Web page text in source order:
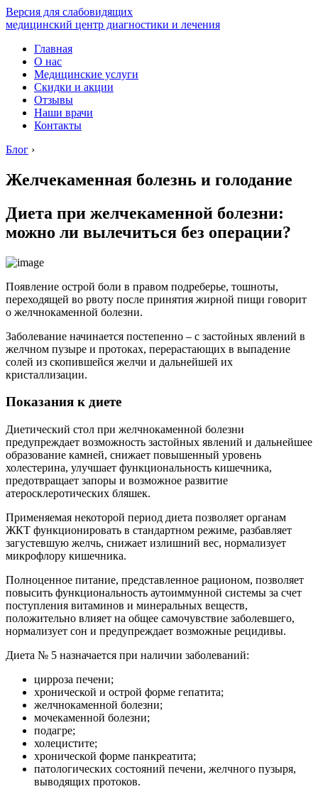
Версия для слабовидящих
медицинский центр диагностики и лечения
Главная
О нас
Медицинские услуги
Скидки и акции
Отзывы
Наши врачи
Контакты
Блог ›
Желчекаменная болезнь и голодание
Диета при желчекаменной болезни:
можно ли вылечиться без операции?
Появление острой боли в правом подреберье, тошноты,
переходящей во рвоту после принятия жирной пищи говорит
о желчнокаменной болезни.
Заболевание начинается постепенно – с застойных явлений в
желчном пузыре и протоках, перерастающих в выпадение
солей из скопившейся желчи и дальнейшей их
кристаллизации.
Показания к диете
Диетический стол при желчнокаменной болезни
предупреждает возможность застойных явлений и дальнейшее
образование камней, снижает повышенный уровень
холестерина, улучшает функциональность кишечника,
предотвращает запоры и возможное развитие
атеросклеротических бляшек.
Применяемая некоторой период диета позволяет органам
ЖКТ функционировать в стандартном режиме, разбавляет
загустевшую желчь, снижает излишний вес, нормализует
микрофлору кишечника.
Полноценное питание, представленное рационом, позволяет
повысить функциональность аутоиммунной системы за счет
поступления витаминов и минеральных веществ,
положительно влияет на общее самочувствие заболевшего,
нормализует сон и предупреждает возможные рецидивы.
Диета № 5 назначается при наличии заболеваний:
цирроза печени;
хронической и острой форме гепатита;
желчнокаменной болезни;
мочекаменной болезни;
подагре;
холецистите;
хронической форме панкреатита;
патологических состояний печени, желчного пузыря,
выводящих протоков.